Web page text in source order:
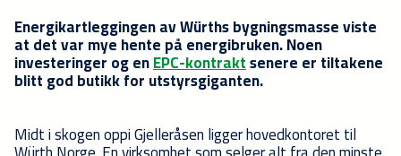
Energikartleggingen av Würths bygningsmasse viste
at det var mye hente på energibruken. Noen
investeringer og enEPC-kontraktsenere er tiltakene
blitt god butikk for utstyrsgiganten.
Midt i skogen oppi Gjelleråsen ligger hovedkontoret til